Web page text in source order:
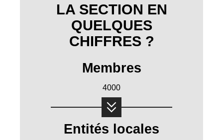
LA SECTION EN
QUELQUES
CHIFFRES ?
Membres
4000
Entités locales